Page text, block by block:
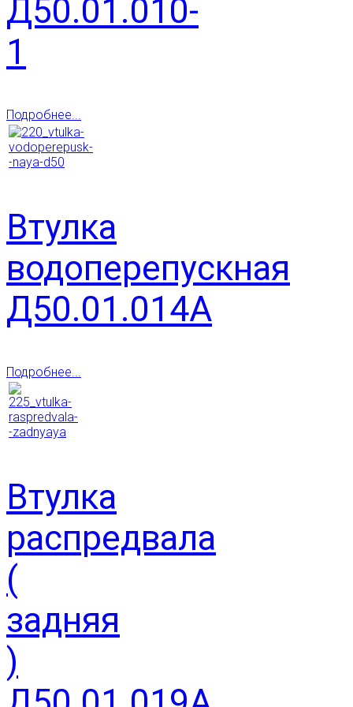
Д50.01.010-
1
Подробнее...
Втулка
водоперепускная
Д50.01.014А
Подробнее...
Втулка
распредвала
(
задняя
)